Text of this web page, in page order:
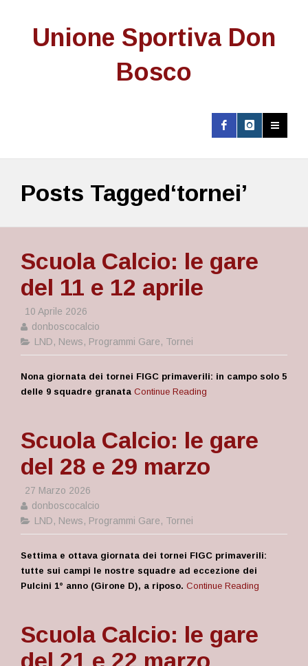
Unione Sportiva Don
Bosco
Posts Tagged‘tornei’
Scuola Calcio: le gare
del 11 e 12 aprile
10 Aprile 2026
donboscocalcio
LND, News, Programmi Gare, Tornei
Nona giornata dei tornei FIGC primaverili: in campo solo 5
delle 9 squadre granata Continue Reading
Scuola Calcio: le gare
del 28 e 29 marzo
27 Marzo 2026
donboscocalcio
LND, News, Programmi Gare, Tornei
Settima e ottava giornata dei tornei FIGC primaverili:
tutte sui campi le nostre squadre ad eccezione dei
Pulcini 1° anno (Girone D), a riposo. Continue Reading
Scuola Calcio: le gare
del 21 e 22 marzo